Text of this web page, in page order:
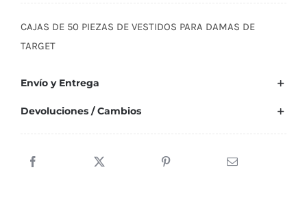
CAJAS DE 50 PIEZAS DE VESTIDOS PARA DAMAS DE
TARGET
Envío y Entrega
Devoluciones / Cambios